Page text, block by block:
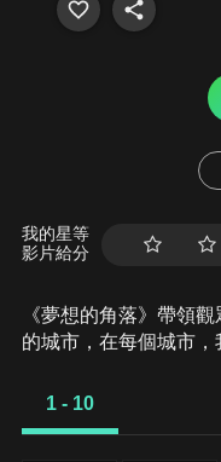
我的星等
影片給分
《夢想的角落》帶領
的城市，在每個城市
1 - 10